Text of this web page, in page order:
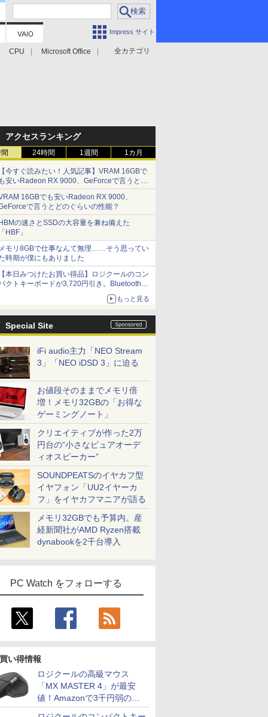
Impress サイト
全カテゴリ
CPU Microsoft Office
アクセスランキング
24時間 1週間 1カ月
今すぐ読みたい！人気記事】VRAM 16GBで
安いRadeon RX 9000、GeForceで言うとど
ぐらいの性能？ - PC Watch
16GBでも安いRadeon RX 9000、
で言うとどのぐらいの性能？
の速さとSSDの大容量を兼ね備えた
HBF」
モリ8GBで仕事なんて無理……そう思ってい
時期が僕にもありました
本日みつけたお買い得品】ロジクールのコン
クトキーボードが3,720円引き。Bluetoothで3
もっと見る
Special Site
iFi audio主力「NEO Stream
3」「NEO iDSD 3」に迫る
お値段そのままでメモリ倍
増！メモリ32GBの「お得な
ゲーミングノート」
クリエイティブが作った2万
円台の“小さなピュアオーデ
ィオスピーカー”
SOUNDPEATSのイヤカフ型
イヤフォン「UU2イヤーカ
フ」をイヤカフマニアが語る
メモリ32GBでも予算内。産
経新聞社がAMD Ryzen搭載
dynabookを2千台導入
PC Watch をフォローする
い得情報
ロジクールの高級マウス
「MX MASTER 4」が最安
値！Amazonで3千円弱の割
引